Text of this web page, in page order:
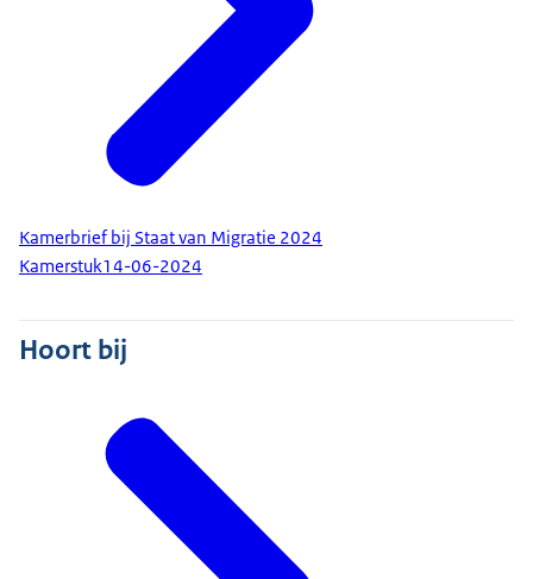
Kamerbrief bij Staat van Migratie 2024
Kamerstuk14-06-2024
Hoort bij